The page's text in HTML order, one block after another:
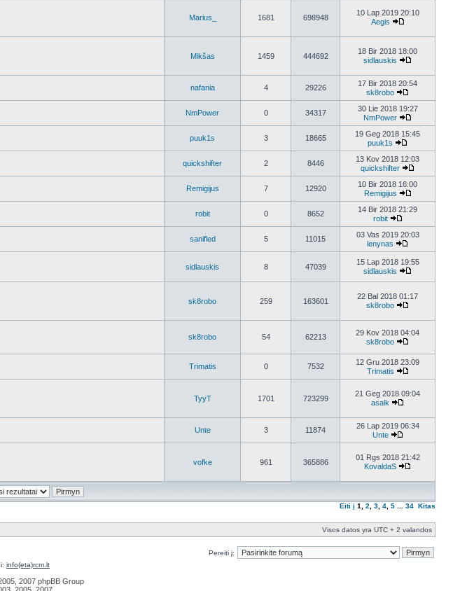
Marius_ 1681 698948
10 Lap 2019 20:10
Aegis
Mikšas 1459 444692
18 Bir 2018 18:00
sidlauskis
nafania 4 29226
17 Bir 2018 20:54
sk8robo
NmPower 0 34317
30 Lie 2018 19:27
NmPower
puuk1s 3 18665
19 Geg 2018 15:45
puuk1s
quickshifter 2 8446
13 Kov 2018 12:03
quickshifter
Remigijus 7 12920
10 Bir 2018 16:00
Remigijus
robit 0 8652
14 Bir 2018 21:29
robit
sanifled 5 11015
03 Vas 2019 20:03
lenynas
sidlauskis 8 47039
15 Lap 2018 19:55
sidlauskis
sk8robo 259 163601
22 Bal 2018 01:17
sk8robo
sk8robo 54 62213
29 Kov 2018 04:04
sk8robo
Trimatis 0 7532
12 Gru 2018 23:09
Trimatis
TyyT 1701 723299
21 Geg 2018 09:04
asalk
Unte 3 11874
26 Lap 2019 06:34
Unte
vofke 961 365886
01 Rgs 2018 21:42
KovaldaS
Eiti į 1 2 3 4 5 34 Kitas
Visos datos yra UTC + 2 valandos
Pereiti į:
info(eta)rcm.lt
2007 phpBB Group